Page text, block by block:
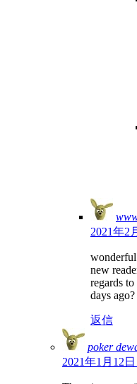
2021年2
new
regards
days
返信
poker
2021年1月12